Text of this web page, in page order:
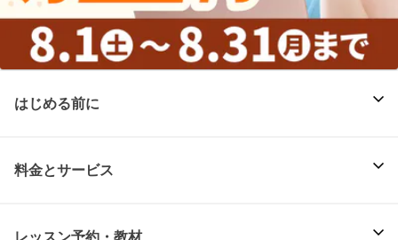
はじめる前に
料金とサービス